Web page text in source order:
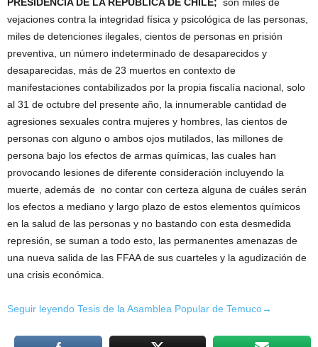
vejaciones contra la integridad física y psicológica de las personas,
miles de detenciones ilegales, cientos de personas en prisión
preventiva, un número indeterminado de desaparecidos y
desaparecidas, más de 23 muertos en contexto de
manifestaciones contabilizados por la propia fiscalía nacional, solo
al 31 de octubre del presente año, la innumerable cantidad de
agresiones sexuales contra mujeres y hombres, las cientos de
personas con alguno o ambos ojos mutilados, las millones de
persona bajo los efectos de armas químicas, las cuales han
provocando lesiones de diferente consideración incluyendo la
muerte, además de no contar con certeza alguna de cuáles serán
los efectos a mediano y largo plazo de estos elementos químicos
en la salud de las personas y no bastando con esta desmedida
represión, se suman a todo esto, las permanentes amenazas de
una nueva salida de las FFAA de sus cuarteles y la agudización de
una crisis económica.
Seguir leyendo Tesis de la Asamblea Popular de Temuco→